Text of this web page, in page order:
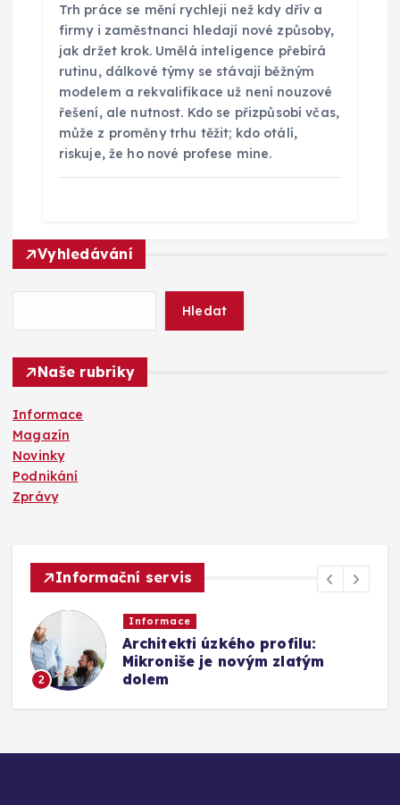
Trh práce se mění rychleji než kdy dřív a
firmy i zaměstnanci hledají nové způsoby,
jak držet krok. Umělá inteligence přebírá
rutinu, dálkové týmy se stávají běžným
modelem a rekvalifikace už není nouzové
řešení, ale nutnost. Kdo se přizpůsobí včas,
může z proměny trhu těžit; kdo otálí,
riskuje, že ho nové profese mine.
Vyhledávání
Hledat
Naše rubriky
Informace
Magazín
Novinky
Podnikání
Zprávy
Informační servis
2
Informace
Architekti úzkého profilu:
Mikroniše je novým zlatým
dolem